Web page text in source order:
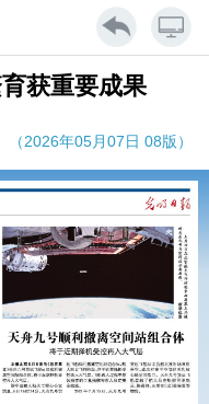
获重要成果
（2026年05月07日 08版）